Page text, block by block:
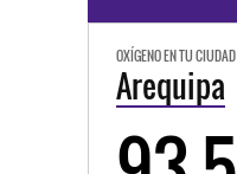
OXÍGENO EN TU CIUDAD
Arequipa